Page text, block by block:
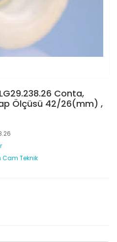
Conta,
Ölçüsü 42/26(mm) ,
Cam Teknik